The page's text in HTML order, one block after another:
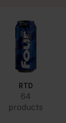
RTD
64
products